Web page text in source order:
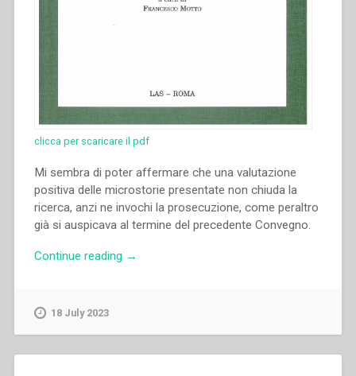
clicca per scaricare il pdf
Mi sembra di poter affermare che una valutazione
positiva delle microstorie presentate non chiuda la
ricerca, anzi ne invochi la prosecuzione, come peraltro
già si auspicava al termine del precedente Convegno.
Continue reading “Francesco
→
18 July 2023